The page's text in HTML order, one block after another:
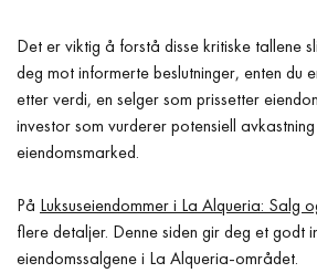
Det er viktig å forstå disse kritiske tallene
deg mot informerte beslutninger, enten du
etter verdi, en selger som prissetter
investor som vurderer potensiell
eiendomsmarked.
På Luksuseiendommer i La Alqueria: Salg
flere detaljer. Denne siden gir deg et godt
eiendomssalgene i La Alqueria-området.